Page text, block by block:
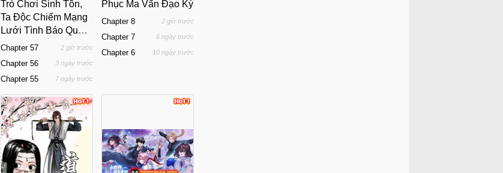
Trò Chơi Sinh Tồn,
Ta Độc Chiếm Mạng
Lưới Tình Báo Quái
Vật Hoang Dã
Chapter 57 2 giờ trước
Chapter 56 3 ngày trước
Chapter 55 7 ngày trước
Phục Ma Vấn Đạo Ký
Chapter 8 2 giờ trước
Chapter 7 6 ngày trước
Chapter 6 10 ngày trước